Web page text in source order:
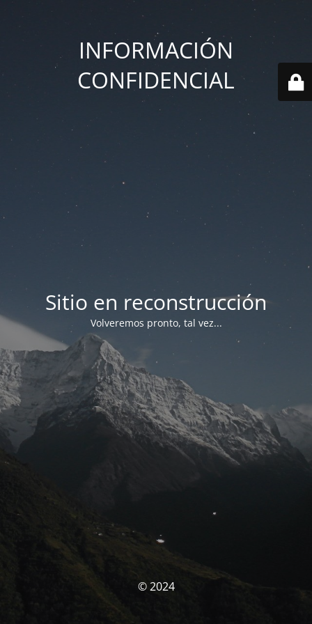
INFORMACIÓN
CONFIDENCIAL
Sitio en reconstrucción
Volveremos pronto, tal vez...
© 2024